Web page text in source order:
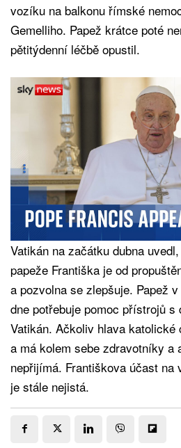
vozíku na balkonu římské
Gemelliho. Papež krátce poté
pětitýdenní léčbě opustil.
Vatikán na začátku dubna
papeže Františka je od
a pozvolna se zlepšuje. Papež
dne potřebuje pomoc přístrojů
Vatikán. Ačkoliv hlava
a má kolem sebe zdravotníky a
nepřijímá. Františkova účast na
je stále nejistá.